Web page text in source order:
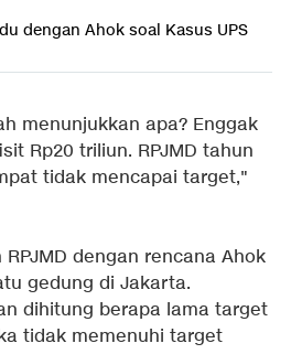
dengan Ahok soal Kasus UPS
menunjukkan apa? Enggak
Rp20 triliun. RPJMD tahun
tidak mencapai target,"
dengan rencana Ahok
gedung di Jakarta.
dihitung berapa lama target
tidak memenuhi target